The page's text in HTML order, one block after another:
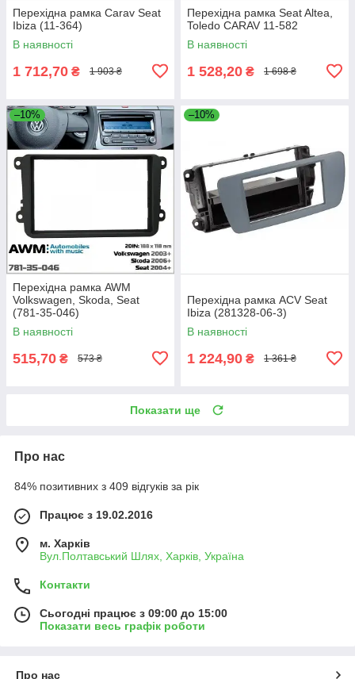
Перехідна рамка Carav Seat
Ibiza (11-364)
В наявності
1 712,70 ₴ 1 903 ₴
Перехідна рамка Seat Altea,
Toledo CARAV 11-582
В наявності
1 528,20 ₴ 1 698 ₴
–10%
Перехідна рамка AWM
Volkswagen, Skoda, Seat
(781-35-046)
В наявності
515,70 ₴ 573 ₴
–10%
Перехідна рамка ACV Seat
Ibiza (281328-06-3)
В наявності
1 224,90 ₴ 1 361 ₴
Показати ще
Про нас
84% позитивних з 409 відгуків за рік
Працює з 19.02.2016
м. Харків
Вул.Полтавський Шлях, Харків, Україна
Контакти
Сьогодні працює з 09:00 до 15:00
Показати весь графік роботи
Про нас